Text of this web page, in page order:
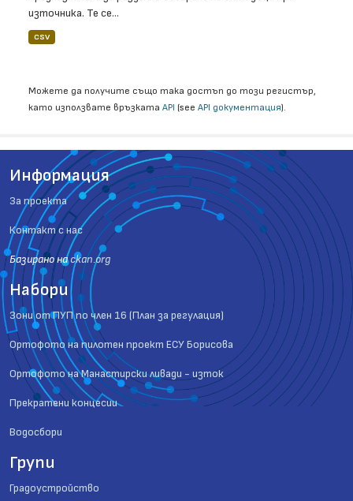
източника. Те се...
CSV
Можете да получите също така достъп до този регистър,
като използвате връзката API (see API документация).
Информация
За проекта
Контакт с нас
Базиранo наckan.org
Набори
Зони от ПУП по член 16 (План за регулация)
Ортофото на пилотен проект ЕСУ Борисова
Ортофото на Манастирски ливади - изток
Прекратени концесии
Водосбори
Групи
Градоустройство